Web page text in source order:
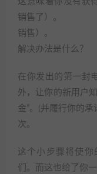
销售了）。
销售）。
解决办法是什么？
在你发出的第一封
外，让你的新用户
金”。(并履行你的
次。
这个小步骤将使你
们。而这也给了你